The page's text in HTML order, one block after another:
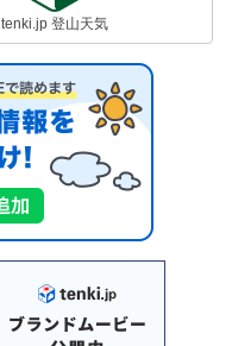
tenki.jp 登山天気